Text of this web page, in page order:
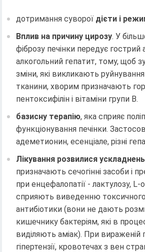
дотримання суворої дієти і
Вплив на причину цирозу. У
фіброзу печінки передує гострий
алкогольний гепатит, тому, щоб
зміни, які викликають руйнування
тканини, хворим призначають
пентоксифілін і вітаміни групи В.
базисну терапію, яка сприяє
функціонування печінки.
адеметионин, есенціале, різні
Лікування розвилися ускладнень
призначають сечогінні засоби і
при енцефалопатії - лактулозу, L-
сприяють виведенню токсичного
антибіотики (вони не дають
кишечнику бактеріям, які в
виділяють аміак). При вираженій
гіпертензії, кровотечах з вен